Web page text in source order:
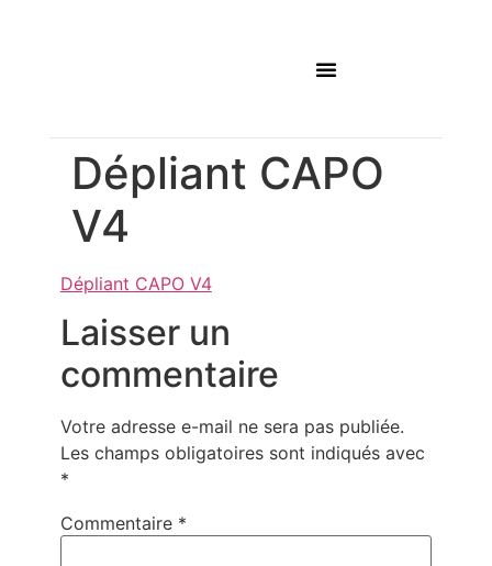
Dépliant CAPO
V4
Dépliant CAPO V4
Laisser un
commentaire
Votre adresse e-mail ne sera pas publiée.
Les champs obligatoires sont indiqués avec
*
Commentaire *